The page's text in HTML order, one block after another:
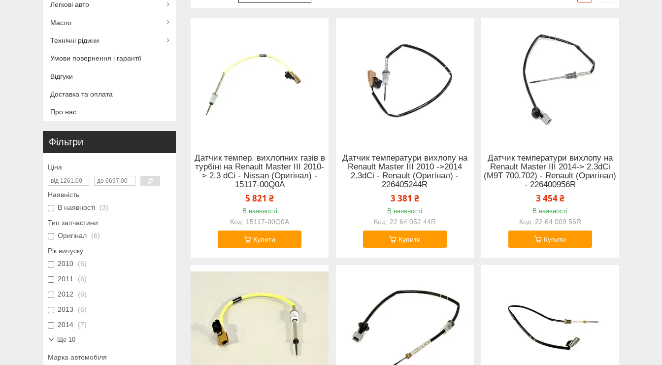
Датчик темпер. вихлопних газів в
турбіні на Renault Master III 2010-
> 2.3 dCi - Nissan (Оригінал) -
15117-00Q0A
5 821 ₴
В наявності
15117-00Q0A
Купити
Датчик температури вихлопу на
Renault Master III 2010 ->2014
2.3dCi - Renault (Оригінал) -
226405244R
3 381 ₴
В наявності
22 64 052 44R
Купити
Датчик температури вихлопу на
Renault Master III 2014-> 2.3dCi
(M9T 700,702) - Renault (Оригінал)
- 226400956R
3 454 ₴
В наявності
22 64 009 56R
Купити
Легкові авто
Масло
Технічні рідини
Умови повернення і гарантії
Відгуки
Доставка та оплата
Про нас
Фільтри
Ціна
Наявність
В наявності
3
Тип запчастини
Оригінал
6
Рік випуску
2010
6
2011
6
2012
6
2013
6
2014
7
Ще 10
Марка автомобіля